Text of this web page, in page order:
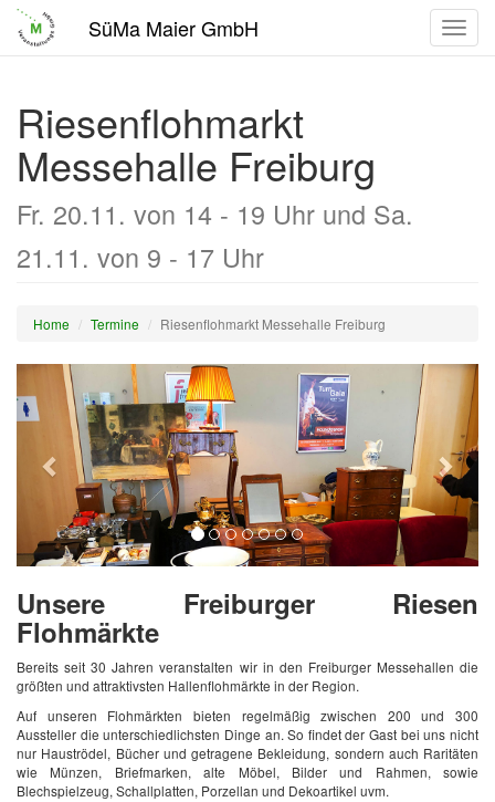
SüMa Maier GmbH
Riesenflohmarkt
Messehalle Freiburg
Fr. 20.11. von 14 - 19 Uhr und Sa.
21.11. von 9 - 17 Uhr
Home Termine Riesenflohmarkt Messehalle Freiburg
Unsere Freiburger Riesen
Flohmärkte
Bereits seit 30 Jahren veranstalten wir in den Freiburger Messehallen die
größten und attraktivsten Hallenflohmärkte in der Region.
Auf unseren Flohmärkten bieten regelmäßig zwischen 200 und 300
Aussteller die unterschiedlichsten Dinge an. So findet der Gast bei uns nicht
nur Hauströdel, Bücher und getragene Bekleidung, sondern auch Raritäten
wie Münzen, Briefmarken, alte Möbel, Bilder und Rahmen, sowie
Blechspielzeug, Schallplatten, Porzellan und Dekoartikel uvm.